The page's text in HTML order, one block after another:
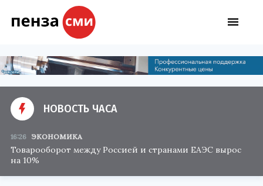
НОВОСТЬ ЧАСА
16:26 ЭКОНОМИКА
Товарооборот между Россией и странами ЕАЭС вырос
на 10%